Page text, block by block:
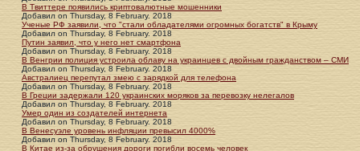
В Твиттере появились криптовалютные мошенники
Добавил on Thursday, 8 February. 2018
Ученые РФ заявили, что "стали обладателями огромных богатств" в Крыму
Добавил on Thursday, 8 February. 2018
Путин заявил, что у него нет смартфона
Добавил on Thursday, 8 February. 2018
В Венгрии полиция устроила облаву на украинцев с двойным гражданством – СМИ
Добавил on Thursday, 8 February. 2018
Австралиец перепутал змею с зарядкой для телефона
Добавил on Thursday, 8 February. 2018
В Греции задержали 120 украинских моряков за перевозку нелегалов
Добавил on Thursday, 8 February. 2018
Умер один из создателей интернета
Добавил on Thursday, 8 February. 2018
В Венесуэле уровень инфляции превысил 4000%
Добавил on Thursday, 8 February. 2018
В Китае из-за обрушения дороги погибли восемь человек